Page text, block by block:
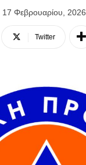
17 Φεβρουαρίου, 2026
Twitter